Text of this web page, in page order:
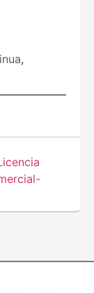
,